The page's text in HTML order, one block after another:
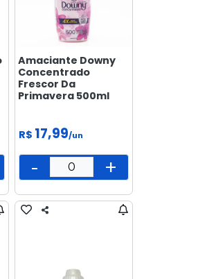
Amaciante Downy
Concentrado
Frescor Da
Primavera 500ml
R$ 17,99/un
- +